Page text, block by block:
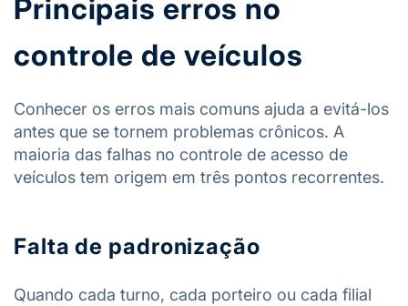
Principais erros no
controle de veículos
Conhecer os erros mais comuns ajuda a evitá-los
antes que se tornem problemas crônicos. A
maioria das falhas no controle de acesso de
veículos tem origem em três pontos recorrentes.
Falta de padronização
Quando cada turno, cada porteiro ou cada filial